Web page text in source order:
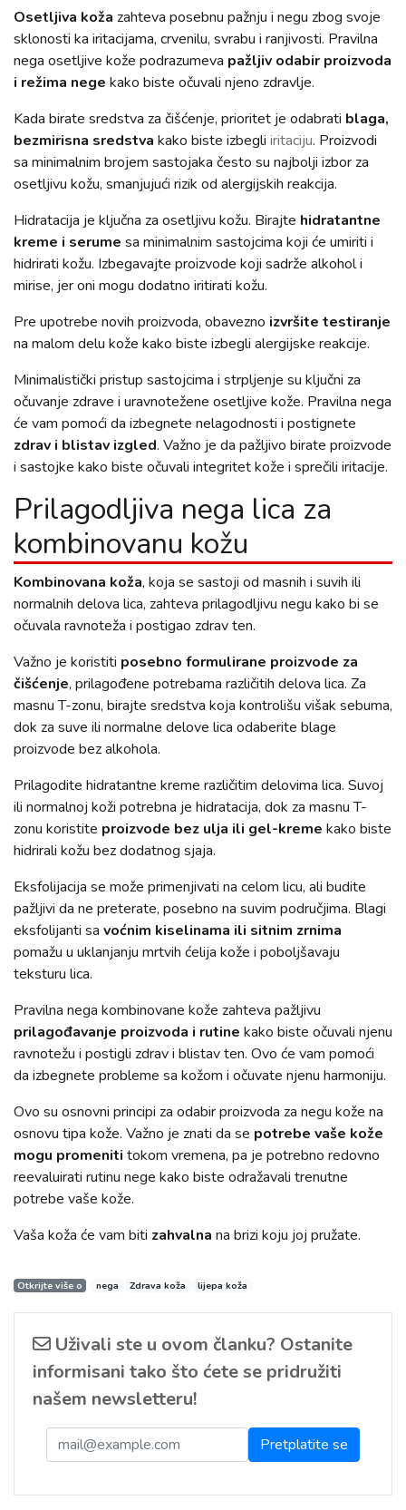
Osetljiva koža zahteva posebnu pažnju i negu zbog svoje
sklonosti ka iritacijama, crvenilu, svrabu i ranjivosti. Pravilna
nega osetljive kože podrazumeva pažljiv odabir proizvoda
i režima nege kako biste očuvali njeno zdravlje.
Kada birate sredstva za čišćenje, prioritet je odabrati blaga,
bezmirisna sredstva kako biste izbegli iritaciju. Proizvodi
sa minimalnim brojem sastojaka često su najbolji izbor za
osetljivu kožu, smanjujući rizik od alergijskih reakcija.
Hidratacija je ključna za osetljivu kožu. Birajte hidratantne
kreme i serume sa minimalnim sastojcima koji će umiriti i
hidrirati kožu. Izbegavajte proizvode koji sadrže alkohol i
mirise, jer oni mogu dodatno iritirati kožu.
Pre upotrebe novih proizvoda, obavezno izvršite testiranje
na malom delu kože kako biste izbegli alergijske reakcije.
Minimalistički pristup sastojcima i strpljenje su ključni za
očuvanje zdrave i uravnotežene osetljive kože. Pravilna nega
će vam pomoći da izbegnete nelagodnosti i postignete
zdrav i blistav izgled. Važno je da pažljivo birate proizvode
i sastojke kako biste očuvali integritet kože i sprečili iritacije.
Prilagodljiva nega lica za
kombinovanu kožu
Kombinovana koža, koja se sastoji od masnih i suvih ili
normalnih delova lica, zahteva prilagodljivu negu kako bi se
očuvala ravnoteža i postigao zdrav ten.
Važno je koristiti posebno formulirane proizvode za
čišćenje, prilagođene potrebama različitih delova lica. Za
masnu T-zonu, birajte sredstva koja kontrolišu višak sebuma,
dok za suve ili normalne delove lica odaberite blage
proizvode bez alkohola.
Prilagodite hidratantne kreme različitim delovima lica. Suvoj
ili normalnoj koži potrebna je hidratacija, dok za masnu T-
zonu koristite proizvode bez ulja ili gel-kreme kako biste
hidrirali kožu bez dodatnog sjaja.
Eksfolijacija se može primenjivati na celom licu, ali budite
pažljivi da ne preterate, posebno na suvim područjima. Blagi
eksfolijanti sa voćnim kiselinama ili sitnim zrnima
pomažu u uklanjanju mrtvih ćelija kože i poboljšavaju
teksturu lica.
Pravilna nega kombinovane kože zahteva pažljivu
prilagođavanje proizvoda i rutine kako biste očuvali njenu
ravnotežu i postigli zdrav i blistav ten. Ovo će vam pomoći
da izbegnete probleme sa kožom i očuvate njenu harmoniju.
Ovo su osnovni principi za odabir proizvoda za negu kože na
osnovu tipa kože. Važno je znati da se potrebe vaše kože
mogu promeniti tokom vremena, pa je potrebno redovno
reevaluirati rutinu nege kako biste odražavali trenutne
potrebe vaše kože.
Vaša koža će vam biti zahvalna na brizi koju joj pružate.
Otkrijte više o nega Zdrava koža lijepa koža
Uživali ste u ovom članku? Ostanite
informisani tako što ćete se pridružiti
našem newsletteru!